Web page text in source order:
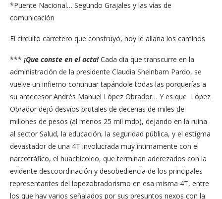
*Puente Nacional… Segundo Grajales y las vías de
comunicación
El circuito carretero que construyó, hoy le allana los caminos
*** ¡Que conste en el acta!Cada día que transcurre en la
administración de la presidente Claudia Sheinbam Pardo, se
vuelve un infierno continuar tapándole todas las porquerías a
su antecesor Andrés Manuel López Obrador… Y es que López
Obrador dejó desvíos brutales de decenas de miles de
millones de pesos (al menos 25 mil mdp), dejando en la ruina
al sector Salud, la educación, la seguridad pública, y el estigma
devastador de una 4T involucrada muy íntimamente con el
narcotráfico, el huachicoleo, que terminan aderezados con la
evidente descoordinación y desobediencia de los principales
representantes del lopezobradorismo en esa misma 4T, entre
los que hay varios señalados por sus presuntos nexos con la